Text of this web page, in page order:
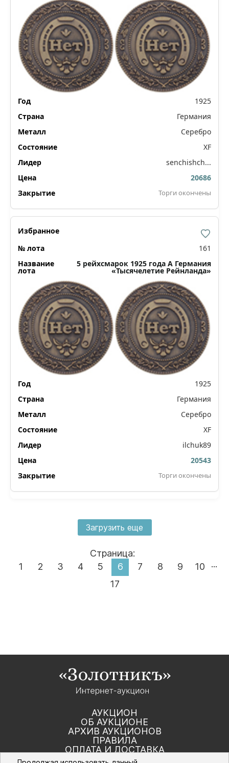
1925
Германия
Серебро
XF
senchishch...
20686
Торги окончены
161
5 рейхсмарок 1925 года А Германия
«Тысячелетие Рейнланда»
1925
Германия
Серебро
XF
ilchuk89
20543
Торги окончены
Загрузить еще
Страница:
1
2 3 4 5 6 7 8 9 10
...
17
АУКЦИОН
ОБ АУКЦИОНЕ
АРХИВ АУКЦИОНОВ
ПРАВИЛА
ОПЛАТА И ДОСТАВКА
КОНТАКТЫ